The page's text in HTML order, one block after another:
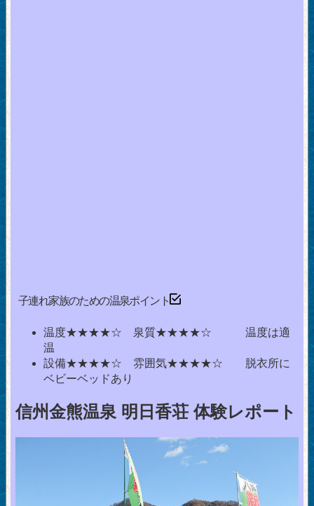
子連れ家族のための温泉ポイント
温度★★★★☆ 泉質★★★★☆ 温度は適
温
設備★★★★☆ 雰囲気★★★★☆ 脱衣所に
ベビーベッドあり
信州金熊温泉 明日香荘 体験レポート